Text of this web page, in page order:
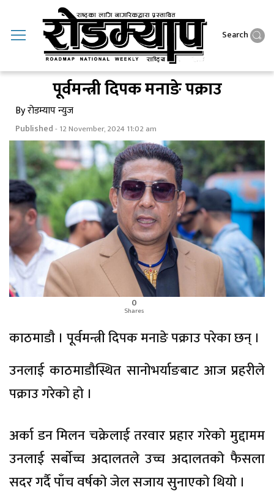
Search
पूर्वमन्त्री दिपक मनाङे पक्राउ
By रोडम्याप न्युज
Published- 12 November, 2024 11:02 am
0
Shares
काठमाडाै । पूर्वमन्त्री दिपक मनाङे पक्राउ परेका छन् ।
उनलाई काठमाडाैस्थित सानाेभर्याङबाट आज प्रहरीले
पक्राउ गरेकाे हाे ।
अर्का डन मिलन चक्रेलाई तरवार प्रहार गरेकाे मुद्दामम
उनलाई सर्बाेच्च अदालतले उच्च अदालतकाे फैसला
सदर गर्दै पाँच वर्षकाे जेल सजाय सुनाएकाे थियाे ।